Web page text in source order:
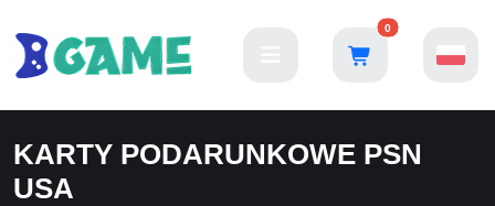
0
KARTY PODARUNKOWE PSN
USA